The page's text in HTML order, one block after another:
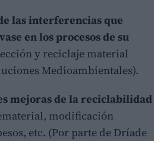
las interferencias que
en los procesos de su
y reciclaje material
Medioambientales).
mejoras de la reciclabilidad
modificación
etc. (Por parte de Dríade